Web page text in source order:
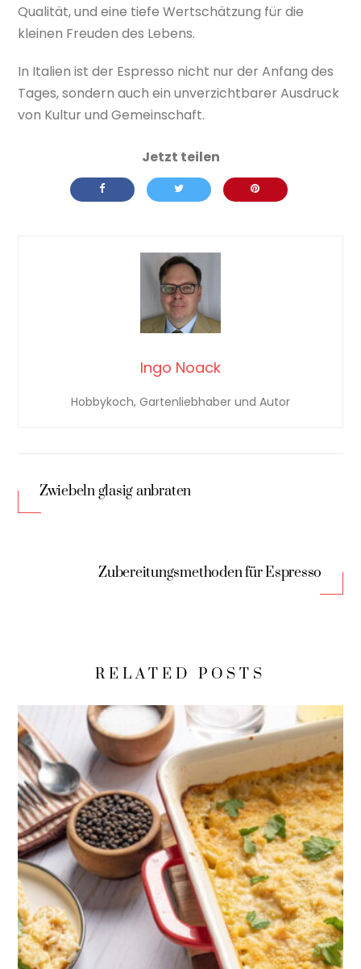
Qualität, und eine tiefe Wertschätzung für die
kleinen Freuden des Lebens.
In Italien ist der Espresso nicht nur der Anfang des
Tages, sondern auch ein unverzichtbarer Ausdruck
von Kultur und Gemeinschaft.
Ingo Noack
Hobbykoch, Gartenliebhaber und Autor
Zwiebeln glasig anbraten
Zubereitungsmethoden für Espresso
RELATED POSTS